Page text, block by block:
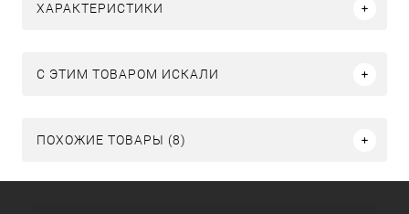
ХАРАКТЕРИСТИКИ
C ЭТИМ ТОВАРОМ ИСКАЛИ
ПОХОЖИЕ ТОВАРЫ (8)